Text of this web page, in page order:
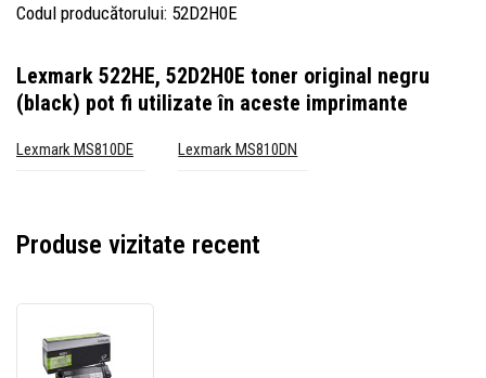
Codul producătorului: 52D2H0E
Lexmark 522HE, 52D2H0E toner original negru
(black) pot fi utilizate în aceste imprimante
Lexmark MS810DE Lexmark MS810DN
Produse vizitate recent